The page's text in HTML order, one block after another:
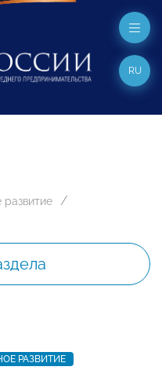
RU
развитие
РАЗВИТИЕ